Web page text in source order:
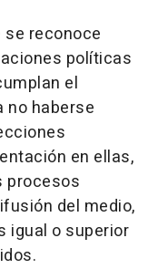
reconoce
políticas
el
no haberse
en ellas,
procesos
del medio,
igual o superior